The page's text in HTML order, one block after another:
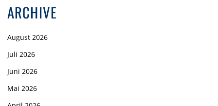
ARCHIVE
August 2026
Juli 2026
Juni 2026
Mai 2026